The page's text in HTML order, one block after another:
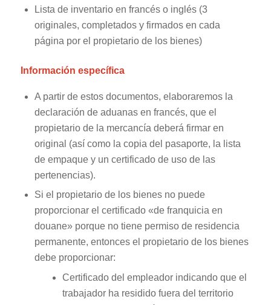
Lista de inventario en francés o inglés (3
originales, completados y firmados en cada
página por el propietario de los bienes)
Información específica
A partir de estos documentos, elaboraremos la
declaración de aduanas en francés, que el
propietario de la mercancía deberá firmar en
original (así como la copia del pasaporte, la lista
de empaque y un certificado de uso de las
pertenencias).
Si el propietario de los bienes no puede
proporcionar el certificado «de franquicia en
douane» porque no tiene permiso de residencia
permanente, entonces el propietario de los bienes
debe proporcionar:
Certificado del empleador indicando que el
trabajador ha residido fuera del territorio